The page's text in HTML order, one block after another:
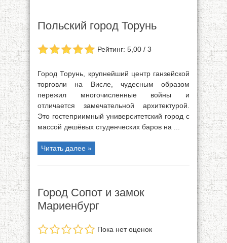
Польский город Торунь
Рейтинг: 5,00 / 3
Город Торунь, крупнейший центр ганзейской
торговли на Висле, чудесным образом
пережил многочисленные войны и
отличается замечательной архитектурой.
Это гостеприимный университетский город с
массой дешёвых студенческих баров на ...
Читать далее »
Город Сопот и замок
Мариенбург
Пока нет оценок